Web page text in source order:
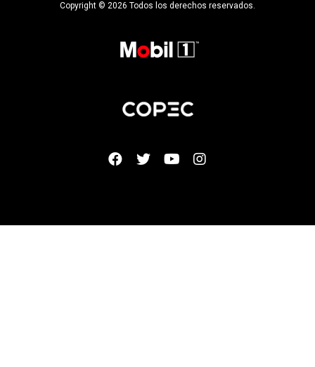
Copyright © 2026 Todos los derechos reservados.